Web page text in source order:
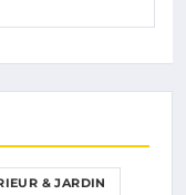
& JARDIN